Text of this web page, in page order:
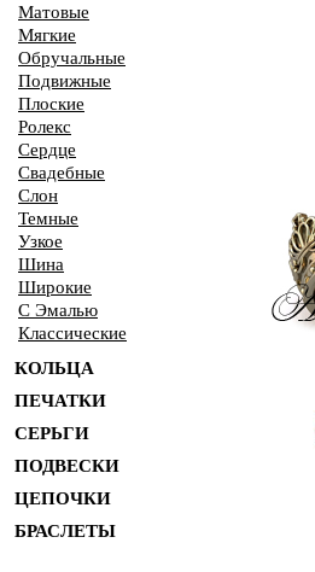
Матовые
Мягкие
Обручальные
Подвижные
Плоские
Ролекс
Сердце
Свадебные
Слон
Темные
Узкое
Шина
Широкие
С Эмалью
Классические
КОЛЬЦА
ПЕЧАТКИ
СЕРЬГИ
ПОДВЕСКИ
ЦЕПОЧКИ
БРАСЛЕТЫ